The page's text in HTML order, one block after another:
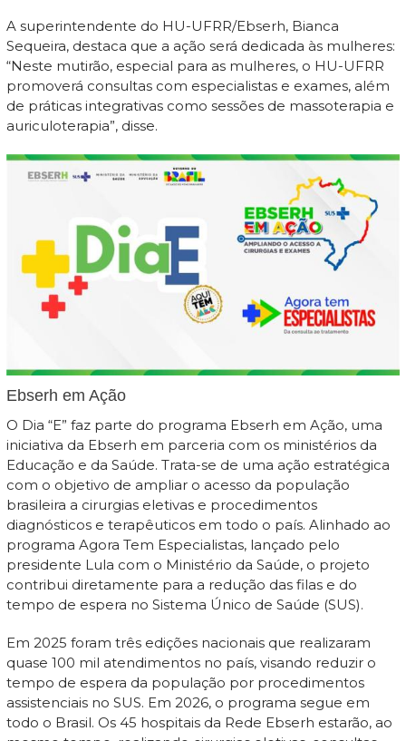
A superintendente do HU-UFRR/Ebserh, Bianca
Sequeira, destaca que a ação será dedicada às mulheres:
“Neste mutirão, especial para as mulheres, o HU-UFRR
promoverá consultas com especialistas e exames, além
de práticas integrativas como sessões de massoterapia e
auriculoterapia”, disse.
Ebserh em Ação
O Dia “E” faz parte do programa Ebserh em Ação, uma
iniciativa da Ebserh em parceria com os ministérios da
Educação e da Saúde. Trata-se de uma ação estratégica
com o objetivo de ampliar o acesso da população
brasileira a cirurgias eletivas e procedimentos
diagnósticos e terapêuticos em todo o país. Alinhado ao
programa Agora Tem Especialistas, lançado pelo
presidente Lula com o Ministério da Saúde, o projeto
contribui diretamente para a redução das filas e do
tempo de espera no Sistema Único de Saúde (SUS).
Em 2025 foram três edições nacionais que realizaram
quase 100 mil atendimentos no país, visando reduzir o
tempo de espera da população por procedimentos
assistenciais no SUS. Em 2026, o programa segue em
todo o Brasil. Os 45 hospitais da Rede Ebserh estarão, ao